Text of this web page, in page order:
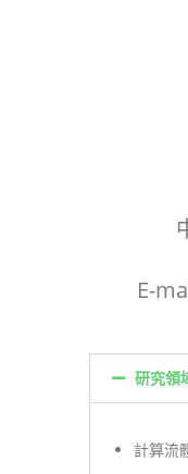
E-
研究領
計算流